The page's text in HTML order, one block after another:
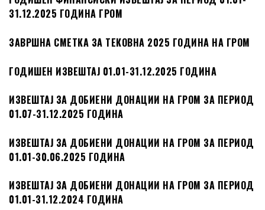
31.12.2025 ГОДИНА ГРОМ
ЗАВРШНА СМЕТКА ЗА ТЕКОВНА 2025 ГОДИНА НА ГРОМ
ГОДИШЕН ИЗВЕШТАЈ 01.01-31.12.2025 ГОДИНА
ИЗВЕШТАЈ ЗА ДОБИЕНИ ДОНАЦИИ НА ГРОМ ЗА ПЕРИОД
01.07-31.12.2025 ГОДИНА
ИЗВЕШТАЈ ЗА ДОБИЕНИ ДОНАЦИИ НА ГРОМ ЗА ПЕРИОД
01.01-30.06.2025 ГОДИНА
ИЗВЕШТАЈ ЗА ДОБИЕНИ ДОНАЦИИ НА ГРОМ ЗА ПЕРИОД
01.01-31.12.2024 ГОДИНА